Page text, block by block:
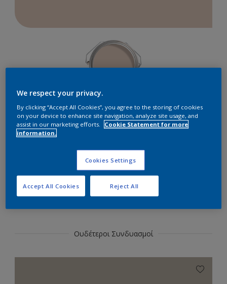
Επιλέξτε αυτήν την απόχρωση
Χρωματικοί Συνδυασμοί
Ουδέτεροι Συνδυασμοί
We respect your privacy.
By clicking “Accept All Cookies”, you agree to the storing of cookies
on your device to enhance site navigation, analyze site usage, and
assist in our marketing efforts.
Cookie Statement for more
information.
Cookies Settings
Reject All
Accept All Cookies